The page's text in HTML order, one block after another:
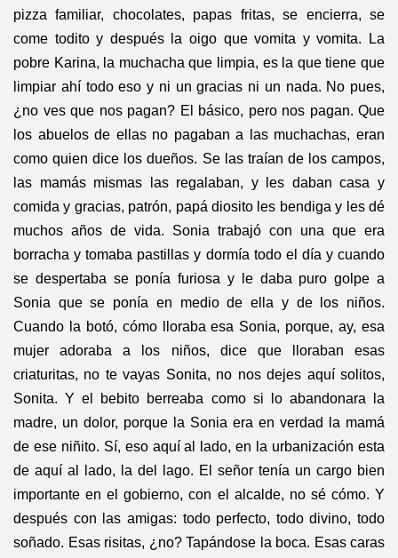
pizza familiar, chocolates, papas fritas, se encierra, se
come todito y después la oigo que vomita y vomita. La
pobre Karina, la muchacha que limpia, es la que tiene que
limpiar ahí todo eso y ni un gracias ni un nada. No pues,
¿no ves que nos pagan? El básico, pero nos pagan. Que
los abuelos de ellas no pagaban a las muchachas, eran
como quien dice los dueños. Se las traían de los campos,
las mamás mismas las regalaban, y les daban casa y
comida y gracias, patrón, papá diosito les bendiga y les dé
muchos años de vida. Sonia trabajó con una que era
borracha y tomaba pastillas y dormía todo el día y cuando
se despertaba se ponía furiosa y le daba puro golpe a
Sonia que se ponía en medio de ella y de los niños.
Cuando la botó, cómo lloraba esa Sonia, porque, ay, esa
mujer adoraba a los niños, dice que lloraban esas
criaturitas, no te vayas Sonita, no nos dejes aquí solitos,
Sonita. Y el bebito berreaba como si lo abandonara la
madre, un dolor, porque la Sonia era en verdad la mamá
de ese niñito. Sí, eso aquí al lado, en la urbanización esta
de aquí al lado, la del lago. El señor tenía un cargo bien
importante en el gobierno, con el alcalde, no sé cómo. Y
después con las amigas: todo perfecto, todo divino, todo
soñado. Esas risitas, ¿no? Tapándose la boca. Esas caras